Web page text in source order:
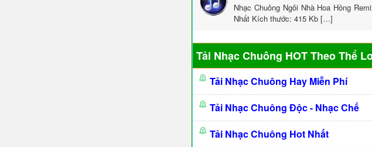
Nhạc Chuông Ngôi Nhà Hoa Hồng
Nhất Kích thước: 415 Kb […]
Tải Nhạc Chuông HOT Theo Thể
Tải Nhạc Chuông Hay Miễn Phí
Tải Nhạc Chuông Độc - Nhạc Chế
Tải Nhạc Chuông Hot Nhất